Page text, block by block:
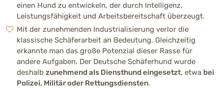
Trainierbarkeit
Sehr stark ausgeprägt (5 von
Außergewöhnlich lernfähig und gut trainierbar
bei klarer Struktur.
Intelligenz
Sehr stark ausgeprägt (5 von
Sehr hohe Lernfähigkeit und schnelle
Auffassungsgabe.
einen Hund zu entwickeln, der durch Intelligenz,
Leistungsfähigkeit und Arbeitsbereitschaft überzeugt.
Mit der zunehmenden Industrialisierung verlor die
klassische Schäferarbeit an Bedeutung. Gleichzeitig
erkannte man das große Potenzial dieser Rasse für
andere Aufgaben. Der Deutsche Schäferhund wurde
deshalb zunehmend als Diensthund eingesetzt, etwa bei
Polizei, Militär oder Rettungsdiensten.